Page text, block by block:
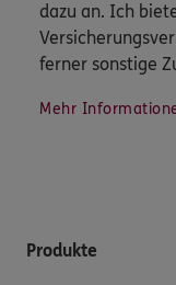
dazu an. Ich
ferner sonstige
Mehr
Produkte